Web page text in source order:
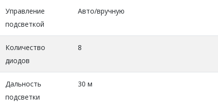
Управление
подсветкой
Авто/вручную
Количество
диодов
8
Дальность
подсветки
30 м